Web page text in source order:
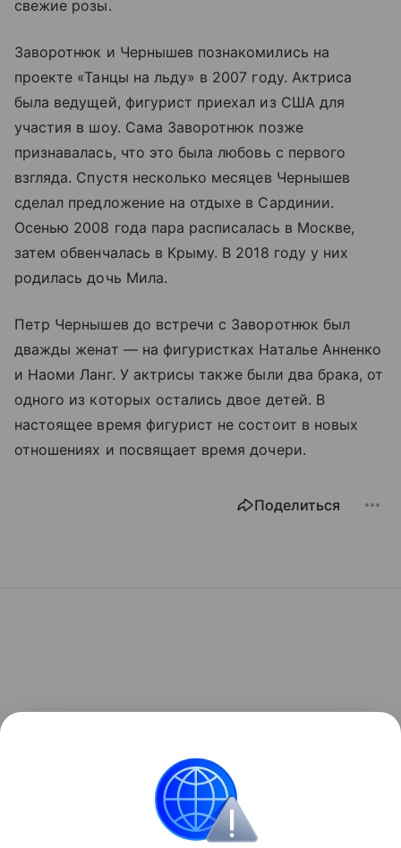
свежие розы.
Заворотнюк и Чернышев познакомились на
проекте «Танцы на льду» в 2007 году. Актриса
была ведущей, фигурист приехал из США для
участия в шоу. Сама Заворотнюк позже
признавалась, что это была любовь с первого
взгляда. Спустя несколько месяцев Чернышев
сделал предложение на отдыхе в Сардинии.
Осенью 2008 года пара расписалась в Москве,
затем обвенчалась в Крыму. В 2018 году у них
родилась дочь Мила.
Петр Чернышев до встречи с Заворотнюк был
дважды женат — на фигуристках Наталье Анненко
и Наоми Ланг. У актрисы также были два брака, от
одного из которых остались двое детей. В
настоящее время фигурист не состоит в новых
отношениях и посвящает время дочери.
Поделиться